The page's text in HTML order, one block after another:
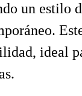
un estilo
ideal